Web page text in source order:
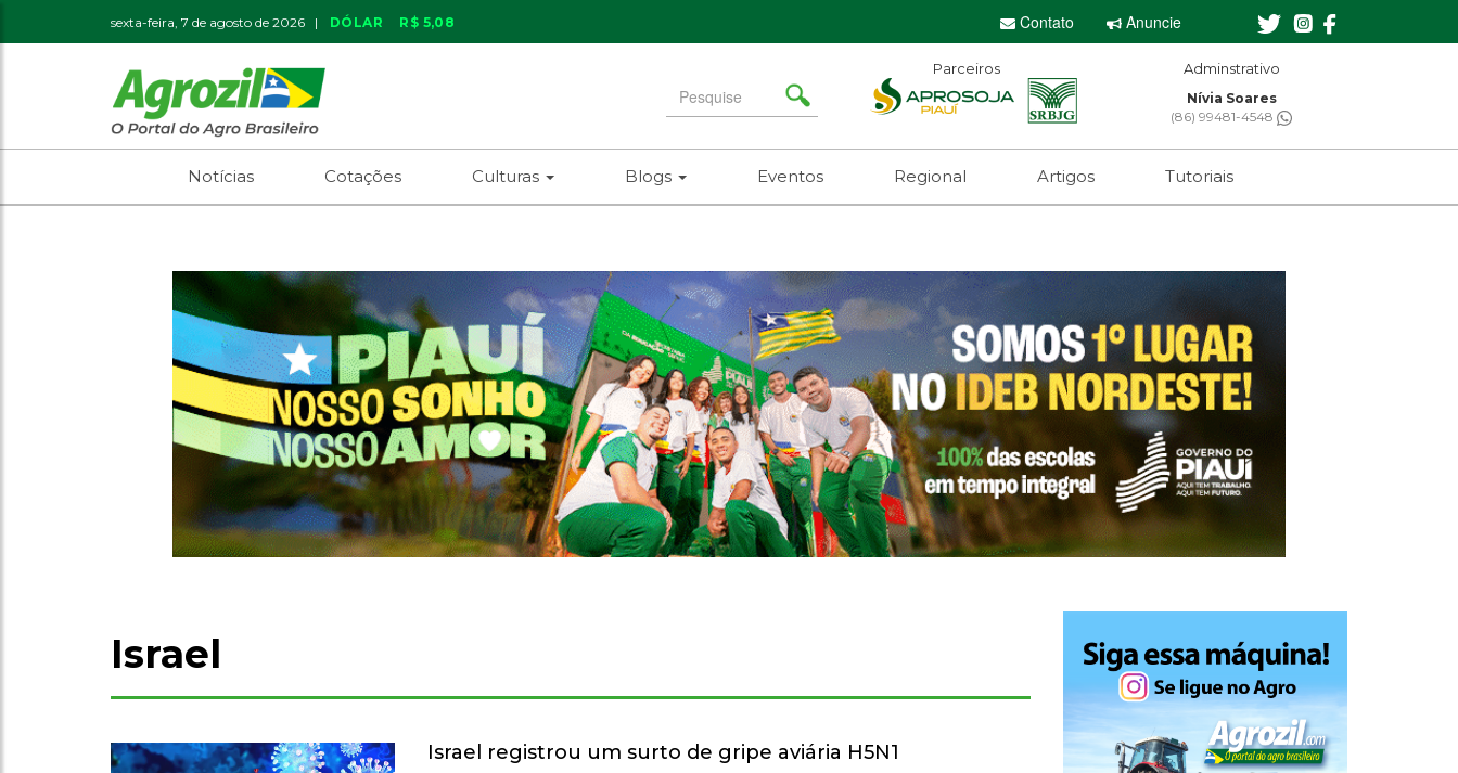
sexta-feira, 7 de agosto de 2026 | DÓLAR R$ 5,08 Contato Anuncie
Search
for
Parceiros Adminstrativo
Nívia Soares
(86) 99481-4548
Notícias Cotações Culturas Blogs Eventos Regional Artigos Tutoriais
Israel
Israel registrou um surto de gripe aviária H5N1